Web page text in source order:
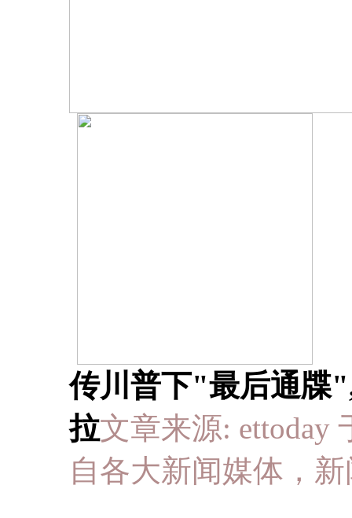
传川普下"最后通牒
拉文章来源: ettoday
自各大新闻媒体，